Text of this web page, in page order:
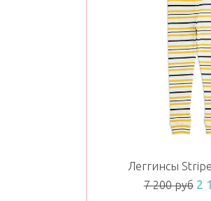
Леггинсы
7 200 руб 2